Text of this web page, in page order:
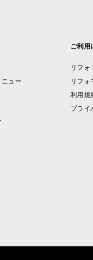
ュー
ご利用
リフォ
リフォ
利用規
プライ